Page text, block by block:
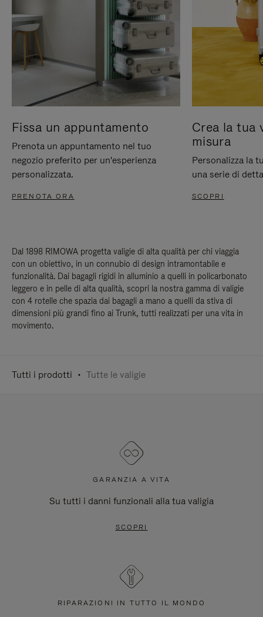
Fissa un appuntamento
Prenota un appuntamento nel tuo
negozio preferito per un'esperienza
personalizzata.
PRENOTA ORA
Crea la tua
misura
Personalizza la
una serie di
SCOPRI
Dal 1898 RIMOWA progetta valigie di alta qualità per chi viaggia
con un obiettivo, in un connubio di design intramontabile e
funzionalità. Dai bagagli rigidi in alluminio a quelli in policarbonato
leggero e in pelle di alta qualità, scopri la nostra gamma di valigie
con 4 rotelle che spazia dai bagagli a mano a quelli da stiva di
dimensioni più grandi fino ai Trunk, tutti realizzati per una vita in
movimento.
Tutti i prodotti Tutte le valigie
GARANZIA A VITA
Su tutti i danni funzionali alla tua valigia
SCOPRI
RIPARAZIONI IN TUTTO IL MONDO